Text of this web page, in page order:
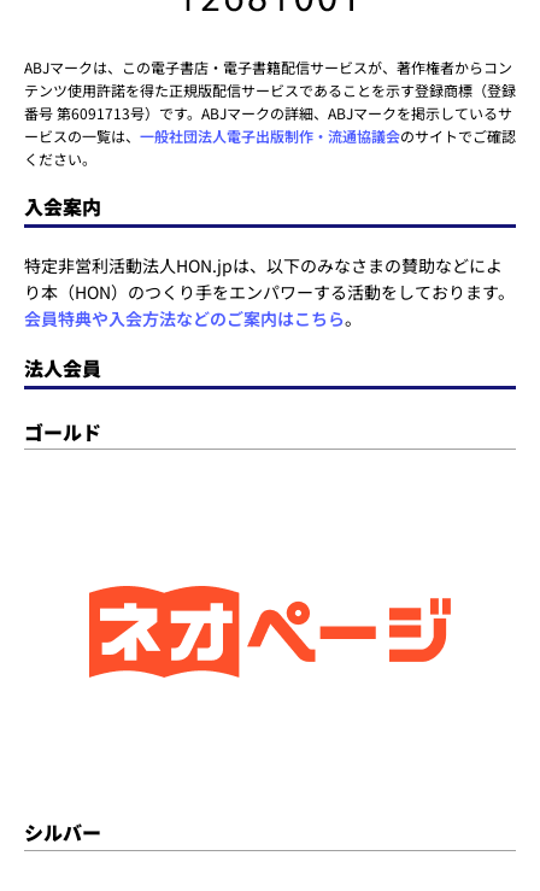
ABJマークは、この電子書店・電子書籍配信サービスが、著作権者からコン
テンツ使用許諾を得た正規版配信サービスであることを示す登録商標（登録
番号 第6091713号）です。ABJマークの詳細、ABJマークを掲示しているサ
ービスの一覧は、 一般社団法人電子出版制作・流通協議会のサイトでご確認
ください。
入会案内
特定非営利活動法人HON.jpは、以下のみなさまの賛助などによ
り本（HON）のつくり手をエンパワーする活動をしております。
会員特典や入会方法などのご案内はこちら。
法人会員
ゴールド
シルバー